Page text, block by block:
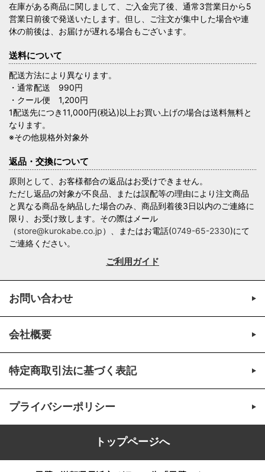
在庫がある商品に関しまして、ご入金完了後、通常3営業日から5
営業日前後で発送いたします。但し、ご注文が集中した場合や連
休の前後は、お届けが遅れる場合もございます。
送料について
配送方法により異なります。
・通常配送 990円
・クール便 1,200円
1配送先につき11,000円(税込)以上お買い上げの場合は送料無料と
なります。
※その他規格外対象外
返品・交換について
原則として、お客様都合の返品はお受けできません。
ただし返品の対象が不良品、または誤配等の理由により注文商品
と異なる商品を納品した場合のみ、商品到着後3日以内のご連絡に
限り、お受け致します。その際はメール
（store@kurokabe.co.jp）、またはお電話(0749-65-2330)にて
ご連絡ください。
ご利用ガイド
お問い合わせ
会社概要
特定商取引法に基づく表記
プライバシーポリシー
トップページへ